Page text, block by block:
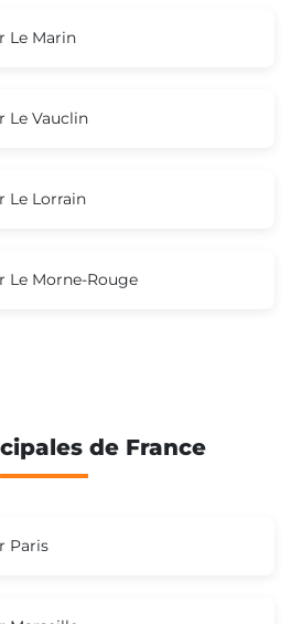
Le Marin
Le Vauclin
Le Lorrain
Le Morne-Rouge
de France
Paris